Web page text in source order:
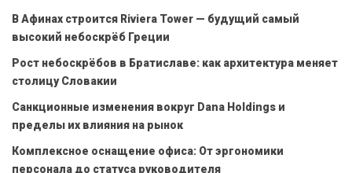
В Афинах строится Riviera Tower — будущий самый
высокий небоскрёб Греции
Рост небоскрёбов в Братиславе: как архитектура меняет
столицу Словакии
Санкционные изменения вокруг Dana Holdings и
пределы их влияния на рынок
Комплексное оснащение офиса: От эргономики
персонала до статуса руководителя